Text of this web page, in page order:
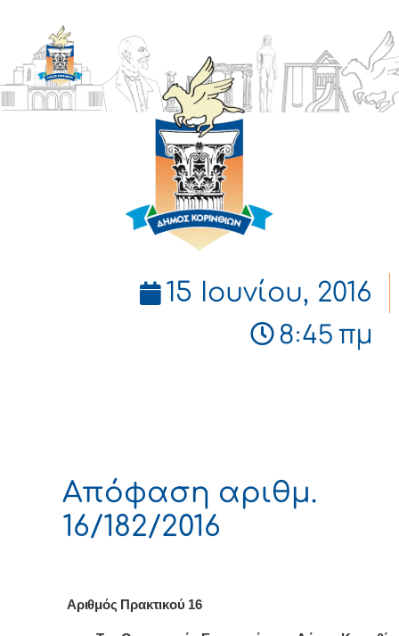
ΔΗΜΟΣ
ΚΟΡΙΝΘΙΩΝ
15 Ιουνίου, 2016
8:45 πμ
Απόφαση αριθμ.
16/182/2016
Αριθμός Πρακτικού 16